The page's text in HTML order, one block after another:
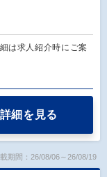
は求人紹介時にご案
詳細を見る
期間：26/08/06～26/08/19